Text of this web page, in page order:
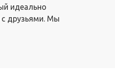
идеально
с друзьями. Мы